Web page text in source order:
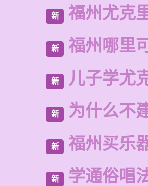
新 福州尤克
新 福州哪里
新 儿子学尤
新 为什么不
新 福州买乐
新 学通俗唱